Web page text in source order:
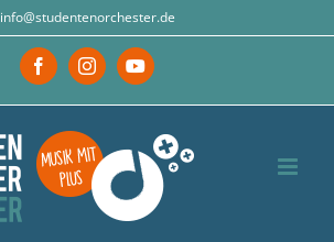
info@studentenorchester.de
FacebookInstagramYouTube